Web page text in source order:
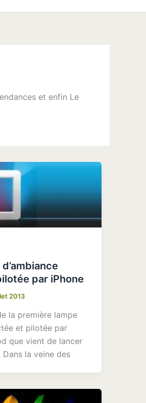
et enfin Le
par iPhone
2013
la première lampe
et pilotée par
que vient de lancer
la veine des